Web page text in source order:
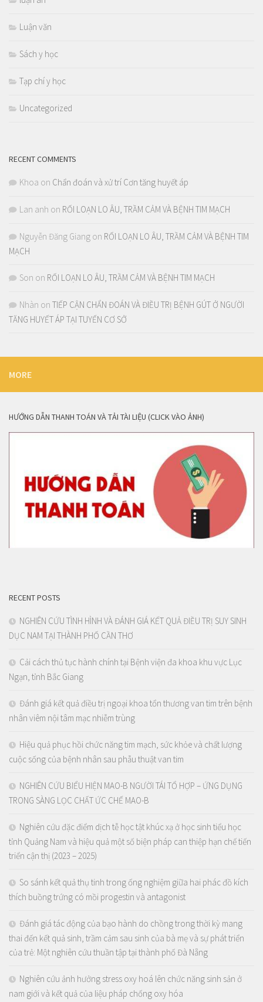
Luận văn
Sách y học
Tạp chí y học
Uncategorized
RECENT COMMENTS
Khoa on Chẩn đoán và xử trí Cơn tăng huyết áp
Lan anh on RỐI LOẠN LO ÂU, TRẦM CẢM VÀ BỆNH TIM MẠCH
Nguyễn Đăng Giang on RỐI LOẠN LO ÂU, TRẦM CẢM VÀ BỆNH TIM
MẠCH
Son on RỐI LOẠN LO ÂU, TRẦM CẢM VÀ BỆNH TIM MẠCH
Nhàn on TIẾP CẬN CHẨN ĐOÁN VÀ ĐIỀU TRỊ BỆNH GÚT Ở NGƯỜI
TĂNG HUYẾT ÁP TẠI TUYẾN CƠ SỞ
MORE
HƯỚNG DẪN THANH TOÁN VÀ TẢI TÀI LIỆU (CLICK VÀO ẢNH)
RECENT POSTS
NGHIÊN CỨU TÌNH HÌNH VÀ ĐÁNH GIÁ KẾT QUẢ ĐIỀU TRỊ SUY SINH
DỤC NAM TẠI THÀNH PHỐ CẦN THƠ
Cải cách thủ tục hành chính tại Bệnh viện đa khoa khu vực Lục
Ngạn, tỉnh Bắc Giang
Đánh giá kết quả điều trị ngoại khoa tổn thương van tim trên bệnh
nhân viêm nội tâm mạc nhiễm trùng
Hiệu quả phục hồi chức năng tim mạch, sức khỏe và chất lượng
cuộc sống của bệnh nhân sau phẫu thuật van tim
NGHIÊN CỨU BIỂU HIỆN MAO-B NGƯỜI TÁI TỔ HỢP – ỨNG DỤNG
TRONG SÀNG LỌC CHẤT ỨC CHẾ MAO-B
Nghiên cứu đặc điểm dịch tễ học tật khúc xạ ở học sinh tiểu học
tỉnh Quảng Nam và hiệu quả một số biện pháp can thiệp hạn chế tiến
triển cận thị (2023 – 2025)
So sánh kết quả thụ tinh trong ống nghiệm giữa hai phác đồ kích
thích buồng trứng có mồi progestin và antagonist
Đánh giá tác động của bạo hành do chồng trong thời kỳ mang
thai đến kết quả sinh, trầm cảm sau sinh của bà mẹ và sự phát triển
của trẻ: Một nghiên cứu thuần tập tại thành phố Đà Nẵng
Nghiên cứu ảnh hưởng stress oxy hoá lên chức năng sinh sản ở
nam giới và kết quả của liệu pháp chống oxy hóa